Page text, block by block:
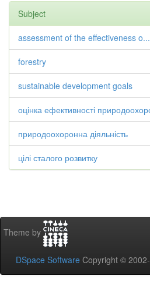
Subject
assessment of the effectiveness o...
forestry
sustainable development goals
оцінка ефективності
природоохоронна діяльність
цілі сталого розвитку
Theme by
DSpace Software Copyright ©